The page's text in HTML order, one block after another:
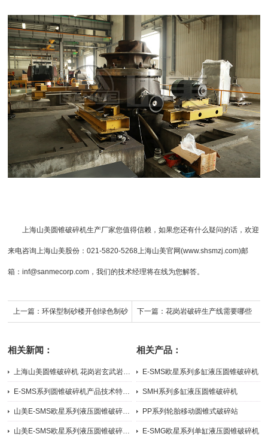
上海山美圆锥破碎机生产厂家您值得信赖，如果您还有什么疑问的话，欢迎
来电咨询上海山美股份 ：021-5820-5268上海山美官网(www.shsmzj.com)邮
箱：inf@sanmecorp.com，我们的技术经理将在线为您解答。
上一篇： 环保型制砂楼开创绿色制砂 下一篇：花岗岩破碎生产线需要哪些
相关新闻：
上海山美圆锥破碎机 花岗岩玄武岩中细碎破碎机
2026-07-31E-SMS系列圆锥破碎机产品技术特点与优势
2026-05-11山美E-SMS欧星系列液压圆锥破碎机施工现场（二）
2025-07-21山美E-SMS欧星系列液压圆锥破碎机施工现场（一）
相关产品：
E-SMS欧星系列多缸液压圆锥破碎机
2026-07-22
SMH系列多缸液压圆锥破碎机
2024-09-04
PP系列轮胎移动圆锥式破碎站
2024-09-05
E-SMG欧星系列单缸液压圆锥破碎机